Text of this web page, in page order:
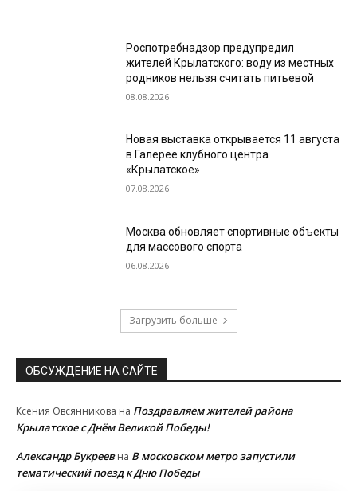
Роспотребнадзор предупредил
жителей Крылатского: воду из местных
родников нельзя считать питьевой
08.08.2026
Новая выставка открывается 11 августа
в Галерее клубного центра
«Крылатское»
07.08.2026
Москва обновляет спортивные объекты
для массового спорта
06.08.2026
Загрузить больше
ОБСУЖДЕНИЕ НА САЙТЕ
Ксения Овсянникова на Поздравляем жителей района
Крылатское с Днём Великой Победы!
Александр Букреевна В московском метро запустили
тематический поезд к Дню Победы